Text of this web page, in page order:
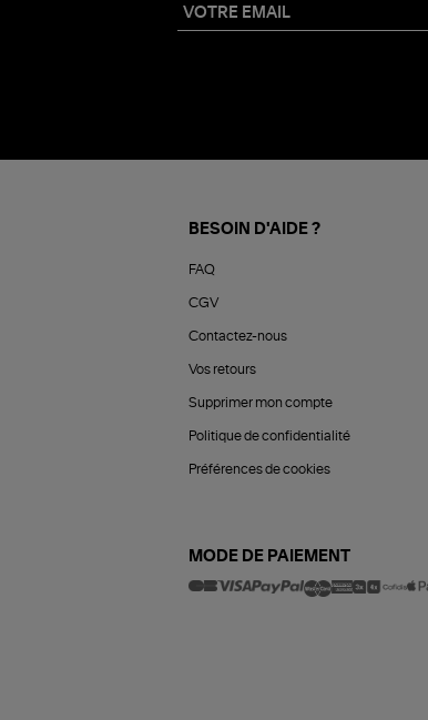
BESOIN D'AIDE ?
FAQ
CGV
Contactez-nous
Vos retours
Supprimer mon compte
Politique de confidentialité
Préférences de cookies
MODE DE PAIEMENT